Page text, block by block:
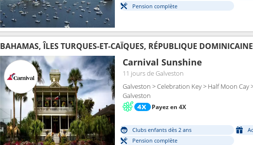
Pension complète
BAHAMAS, ÎLES TURQUES-ET-CAÏQUES, RÉPUBLIQUE
Carnival Sunshine
11 joursde Galveston
Galveston > Celebration Key > Half Moon Cay
Galveston
Payez en 4X
Clubs enfants dès 2 ans
Pension complète